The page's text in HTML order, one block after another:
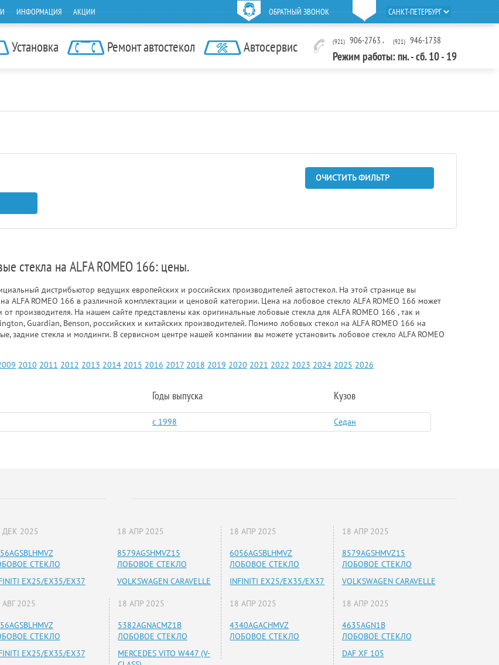
ОБРАТНЫЙ ЗВОНОК
ИНФОРМАЦИЯ АКЦИИ
Установка Ремонт автостекол Автосервис (921) 906-2763 , (921) 946-1738
Режим работы: пн. - сб. 10 - 19
ОЧИСТИТЬ ФИЛЬТР
стекла на ALFA ROMEO 166: цены.
дистрибьютор ведущих европейских и российских производителей автостекол. На этой странице вы
ALFA ROMEO 166 в различной комплектации и ценовой категории. Цена на лобовое стекло ALFA ROMEO 166 может
от производителя. На нашем сайте представлены как оригинальные лобовые стекла для ALFA ROMEO 166 , так и
Guardian, Benson, российских и китайских производителей. Помимо лобовых стекол на ALFA ROMEO 166 на
задние стекла и молдинги. В сервисном центре нашей компании вы можете установить лобовое стекло ALFA ROMEO
2010 2011 2012 2013 2014 2015 2016 2017 2018 2019 2020 2021 2022 2023 2024 2025 2026
Годы выпуска Кузов
c 1998 Седан
ДЕК 2025
СТЕКЛО
EX25/EX35/EX37
2025
СТЕКЛО
EX25/EX35/EX37
18 АПР 2025
8579AGSHMVZ15
ЛОБОВОЕ СТЕКЛО
VOLKSWAGEN CARAVELLE
18 АПР 2025
6056AGSBLHMVZ
ЛОБОВОЕ СТЕКЛО
INFINITI EX25/EX35/EX37
18 АПР 2025
8579AGSHMVZ15
ЛОБОВОЕ СТЕКЛО
VOLKSWAGEN CARAVELLE
18 АПР 2025
5382AGNACMZ1B
ЛОБОВОЕ СТЕКЛО
MERCEDES VITO W447 (V-
18 АПР 2025
4340AGACHMVZ
ЛОБОВОЕ СТЕКЛО
18 АПР 2025
4635AGN1B
ЛОБОВОЕ СТЕКЛО
DAF XF 105